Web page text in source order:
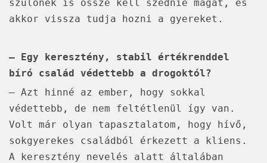
szülőnek is össze kell szednie magát, és
akkor vissza tudja hozni a gyereket.
– Egy keresztény, stabil értékrenddel
bíró család védettebb a drogoktól?
– Azt hinné az ember, hogy sokkal
védettebb, de nem feltétlenül így van.
Volt már olyan tapasztalatom, hogy hívő,
sokgyerekes családból érkezett a kliens.
A keresztény nevelés alatt általában